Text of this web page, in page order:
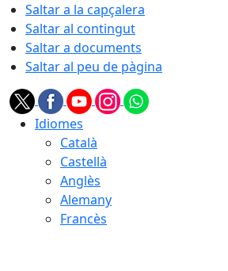
Saltar a la capçalera
Saltar al contingut
Saltar a documents
Saltar al peu de pàgina
Idiomes
Català
Castellà
Anglès
Alemany
Francès